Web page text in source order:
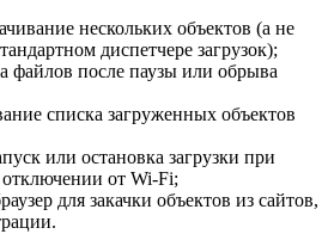
нескольких объектов (а не
диспетчере загрузок);
файлов после паузы или обрыва
списка загруженных объектов
или остановка загрузки при
от Wi-Fi;
для закачки объектов из сайтов,